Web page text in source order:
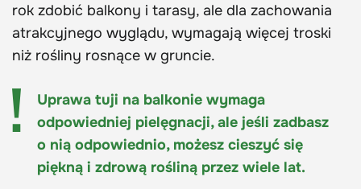
rok zdobić balkony i tarasy, ale dla zachowania
atrakcyjnego wyglądu, wymagają więcej troski
niż rośliny rosnące w gruncie.
Uprawa tuji na balkonie wymaga
odpowiedniej pielęgnacji, ale jeśli zadbasz
o nią odpowiednio, możesz cieszyć się
piękną i zdrową rośliną przez wiele lat.